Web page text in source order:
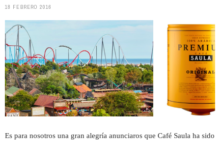
18 FEBRERO 2016
Es para nosotros una gran alegría anunciaros que Café Saula ha sido